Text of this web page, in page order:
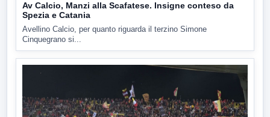
Av Calcio, Manzi alla Scafatese. Insigne conteso da
Spezia e Catania
Avellino Calcio, per quanto riguarda il terzino Simone
Cinquegrano si...